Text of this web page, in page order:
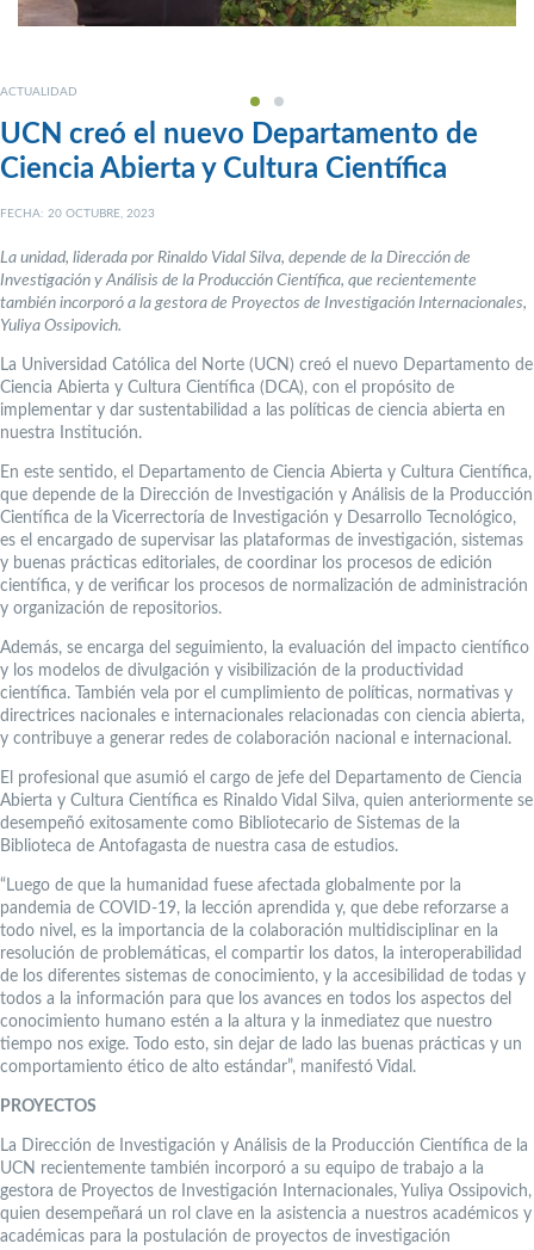
ACTUALIDAD
UCN creó el nuevo Departamento de
Ciencia Abierta y Cultura Científica
FECHA: 20 OCTUBRE, 2023
La unidad, liderada por Rinaldo Vidal Silva, depende de la Dirección de
Investigación y Análisis de la Producción Científica, que recientemente
también incorporó a la gestora de Proyectos de Investigación Internacionales,
Yuliya Ossipovich.
La Universidad Católica del Norte (UCN) creó el nuevo Departamento de
Ciencia Abierta y Cultura Científica (DCA), con el propósito de
implementar y dar sustentabilidad a las políticas de ciencia abierta en
nuestra Institución.
En este sentido, el Departamento de Ciencia Abierta y Cultura Científica,
que depende de la Dirección de Investigación y Análisis de la Producción
Científica de la Vicerrectoría de Investigación y Desarrollo Tecnológico,
es el encargado de supervisar las plataformas de investigación, sistemas
y buenas prácticas editoriales, de coordinar los procesos de edición
científica, y de verificar los procesos de normalización de administración
y organización de repositorios.
Además, se encarga del seguimiento, la evaluación del impacto científico
y los modelos de divulgación y visibilización de la productividad
científica. También vela por el cumplimiento de políticas, normativas y
directrices nacionales e internacionales relacionadas con ciencia abierta,
y contribuye a generar redes de colaboración nacional e internacional.
El profesional que asumió el cargo de jefe del Departamento de Ciencia
Abierta y Cultura Científica es Rinaldo Vidal Silva, quien anteriormente se
desempeñó exitosamente como Bibliotecario de Sistemas de la
Biblioteca de Antofagasta de nuestra casa de estudios.
“Luego de que la humanidad fuese afectada globalmente por la
pandemia de COVID-19, la lección aprendida y, que debe reforzarse a
todo nivel, es la importancia de la colaboración multidisciplinar en la
resolución de problemáticas, el compartir los datos, la interoperabilidad
de los diferentes sistemas de conocimiento, y la accesibilidad de todas y
todos a la información para que los avances en todos los aspectos del
conocimiento humano estén a la altura y la inmediatez que nuestro
tiempo nos exige. Todo esto, sin dejar de lado las buenas prácticas y un
comportamiento ético de alto estándar”, manifestó Vidal.
PROYECTOS
La Dirección de Investigación y Análisis de la Producción Científica de la
UCN recientemente también incorporó a su equipo de trabajo a la
gestora de Proyectos de Investigación Internacionales, Yuliya Ossipovich,
quien desempeñará un rol clave en la asistencia a nuestros académicos y
académicas para la postulación de proyectos de investigación